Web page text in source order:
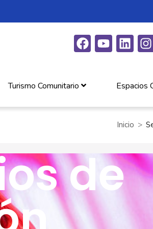
Turismo Comunitario Espacios
Inicio
de